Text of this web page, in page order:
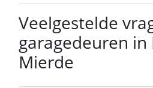
Veelgestelde
garagedeuren in
Mierde